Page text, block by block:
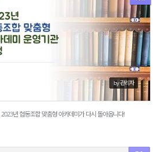
by 관리자
1768
2023년 협동조합 맞춤형 아카데미가 다시 돌아옵니다!